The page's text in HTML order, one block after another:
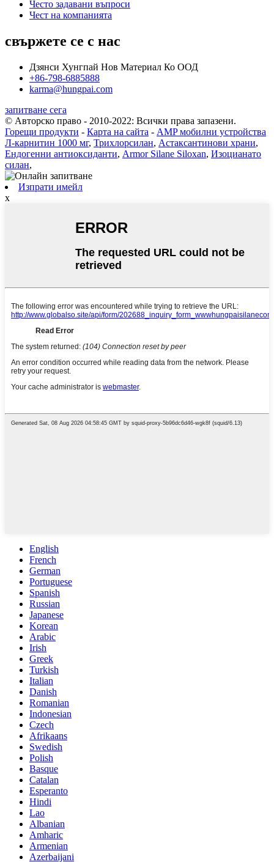
Често задавани въпроси
Чест на компанията
свържете се с нас
Дзянси Хунгпай Нов Материал Ко ООД
+86-798-6885888
karma@hungpai.com
запитване сега
© Авторско право - 2010-2022: Всички права запазени.
Горещи продукти - Карта на сайта - AMP мобилни устройства
Л-карнитин 1000 мг, Трихлорсилан, Астаксантинови храни,
Ендогенни антиоксиданти, Armor Silane Siloxan, Изоцианато
силан,
Изпрати имейл
x
English
French
German
Portuguese
Spanish
Russian
Japanese
Korean
Arabic
Irish
Greek
Turkish
Italian
Danish
Romanian
Indonesian
Czech
Afrikaans
Swedish
Polish
Basque
Catalan
Esperanto
Hindi
Lao
Albanian
Amharic
Armenian
Azerbaijani